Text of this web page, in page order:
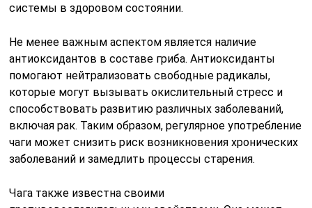
системы в здоровом состоянии.
Не менее важным аспектом является наличие
антиоксидантов в составе гриба. Антиоксиданты
помогают нейтрализовать свободные радикалы,
которые могут вызывать окислительный стресс и
способствовать развитию различных заболеваний,
включая рак. Таким образом, регулярное употребление
чаги может снизить риск возникновения хронических
заболеваний и замедлить процессы старения.
Чага также известна своими